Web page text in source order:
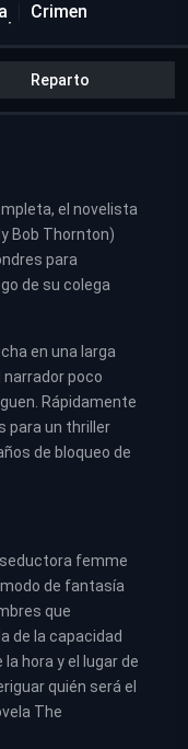
Crimen
Reparto
el novelista
Bob Thornton)
para
de su colega
en una larga
poco
Rápidamente
para un thriller
de bloqueo de
femme
de fantasía
que
de la capacidad
hora y el lugar de
quién será el
The